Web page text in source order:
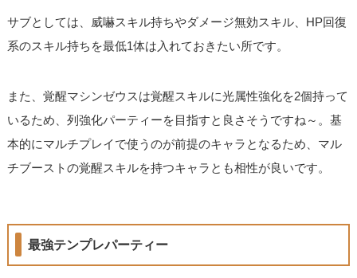
サブとしては、威嚇スキル持ちやダメージ無効スキル、HP回復
系のスキル持ちを最低1体は入れておきたい所です。
また、覚醒マシンゼウスは覚醒スキルに光属性強化を2個持って
いるため、列強化パーティーを目指すと良さそうですね～。基
本的にマルチプレイで使うのが前提のキャラとなるため、マル
チブーストの覚醒スキルを持つキャラとも相性が良いです。
最強テンプレパーティー